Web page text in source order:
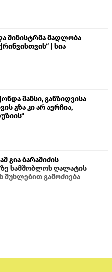
მინისტრმა მადლობა
| სია
შანსი, განზიდვისა
გზა კი არ აერჩია,
გია ბარამიძის
სამშობლოს ღალატის
მუხლებით გამოძიება